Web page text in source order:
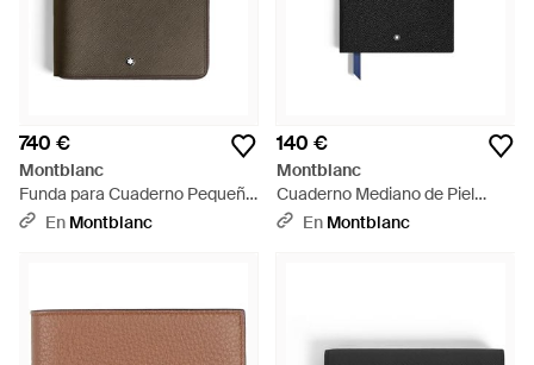
740 €
Montblanc
Funda para Cuaderno Pequeño
con Cremallera de Piel Sartorial
En Montblanc
140 €
Montblanc
Cuaderno Mediano de Piel
Grain - Negro
En Montblanc